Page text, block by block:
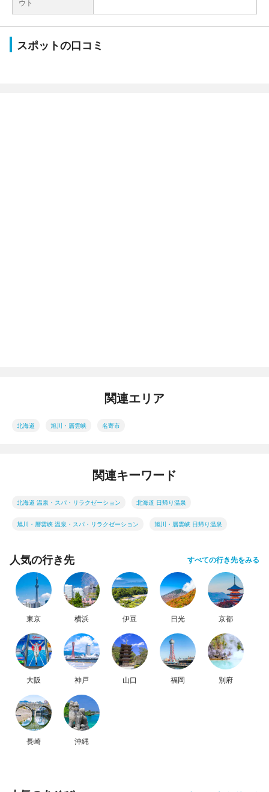
ウト
スポットの口コミ
関連エリア
北海道 旭川・層雲峡 名寄市
関連キーワード
北海道 温泉・スパ・リラクゼーション 北海道 日帰り温泉
旭川・層雲峡 温泉・スパ・リラクゼーション 旭川・層雲峡 日帰り温泉
人気の行き先 すべての行き先をみる
東京 横浜 伊豆 日光 京都
大阪 神戸 山口 福岡 別府
長崎 沖縄